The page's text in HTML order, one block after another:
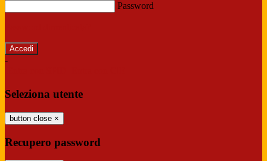
Password
-
Seleziona utente
button close ×
Recupero password